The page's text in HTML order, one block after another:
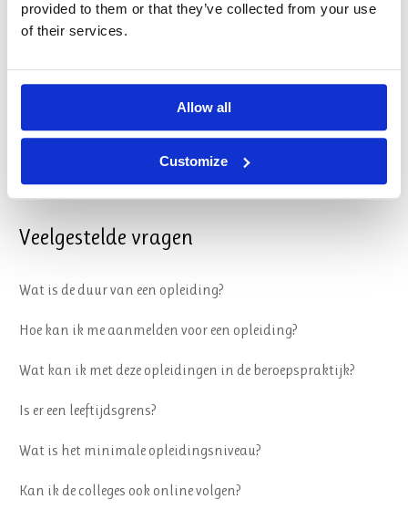
provided to them or that they’ve collected from your use
of their services.
Allow all
Customize
Organisatie
Sociale veiligheid
Veelgestelde vragen
Wat is de duur van een opleiding?
Hoe kan ik me aanmelden voor een opleiding?
Wat kan ik met deze opleidingen in de beroepspraktijk?
Is er een leeftijdsgrens?
Wat is het minimale opleidingsniveau?
Kan ik de colleges ook online volgen?